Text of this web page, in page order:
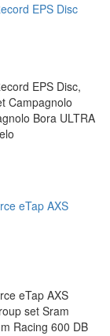
EPS Disc
EPS Disc,
Campagnolo
Bora ULTRA
eTap AXS
eTap AXS
set Sram
Racing 600 DB